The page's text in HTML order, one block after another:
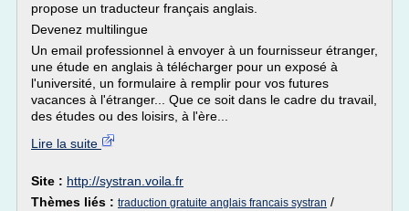
propose un traducteur français anglais.
Devenez multilingue
Un email professionnel à envoyer à un fournisseur étranger,
une étude en anglais à télécharger pour un exposé à
l'université, un formulaire à remplir pour vos futures
vacances à l'étranger... Que ce soit dans le cadre du travail,
des études ou des loisirs, à l'ère...
Lire la suite
Site : http://systran.voila.fr
Thèmes liés : traduction gratuite anglais francais systran /